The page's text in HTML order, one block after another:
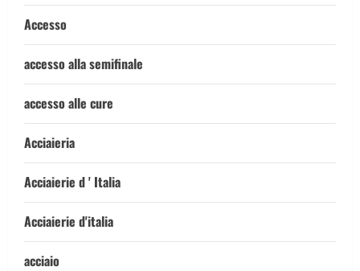
Accesso
accesso alla semifinale
accesso alle cure
Acciaieria
Acciaierie d ' Italia
Acciaierie d'italia
acciaio